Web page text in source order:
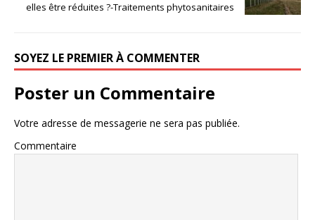
elles être réduites ?-Traitements phytosanitaires
SOYEZ LE PREMIER À COMMENTER
Poster un Commentaire
Votre adresse de messagerie ne sera pas publiée.
Commentaire